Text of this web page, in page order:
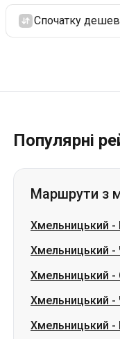
Спочатку
Популярні
Маршрути з
Хмельницький -
Хмельницький -
Хмельницький -
Хмельницький -
Хмельницький -